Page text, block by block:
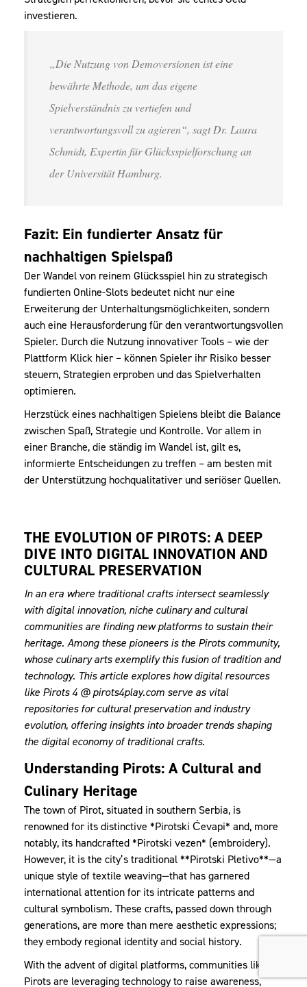
investieren.
„Die Nutzung von Demoversionen ist eine
bewährte Methode, um das eigene
Spielverständnis zu vertiefen und
verantwortungsvoll zu agieren“, sagt Dr. Laura
Schmidt, Expertin für Glücksspielforschung an
der Universität Hamburg.
Fazit: Ein fundierter Ansatz für
nachhaltigen Spielspaß
Der Wandel von reinem Glücksspiel hin zu strategisch
fundierten Online-Slots bedeutet nicht nur eine
Erweiterung der Unterhaltungsmöglichkeiten, sondern
auch eine Herausforderung für den verantwortungsvollen
Spieler. Durch die Nutzung innovativer Tools – wie der
Plattform Klick hier – können Spieler ihr Risiko besser
steuern, Strategien erproben und das Spielverhalten
optimieren.
Herzstück eines nachhaltigen Spielens bleibt die Balance
zwischen Spaß, Strategie und Kontrolle. Vor allem in
einer Branche, die ständig im Wandel ist, gilt es,
informierte Entscheidungen zu treffen – am besten mit
der Unterstützung hochqualitativer und seriöser Quellen.
THE EVOLUTION OF PIROTS: A DEEP
DIVE INTO DIGITAL INNOVATION AND
CULTURAL PRESERVATION
In an era where traditional crafts intersect seamlessly
with digital innovation, niche culinary and cultural
communities are finding new platforms to sustain their
heritage. Among these pioneers is the Pirots community,
whose culinary arts exemplify this fusion of tradition and
technology. This article explores how digital resources
like Pirots 4 @ pirots4play.com serve as vital
repositories for cultural preservation and industry
evolution, offering insights into broader trends shaping
the digital economy of traditional crafts.
Understanding Pirots: A Cultural and
Culinary Heritage
The town of Pirot, situated in southern Serbia, is
renowned for its distinctive *Pirotski Ćevapi* and, more
notably, its handcrafted *Pirotski vezen* (embroidery).
However, it is the city’s traditional **Pirotski Pletivo**—a
unique style of textile weaving—that has garnered
international attention for its intricate patterns and
cultural symbolism. These crafts, passed down through
generations, are more than mere aesthetic expressions;
they embody regional identity and social history.
With the advent of digital platforms, communities like
Pirots are leveraging technology to raise awareness,